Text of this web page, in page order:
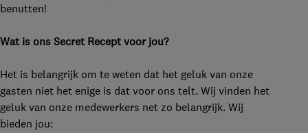
benutten!
Wat is ons Secret Recept voor jou?
Het is belangrijk om te weten dat het geluk van onze
gasten niet het enige is dat voor ons telt. Wij vinden het
geluk van onze medewerkers net zo belangrijk. Wij
bieden jou: